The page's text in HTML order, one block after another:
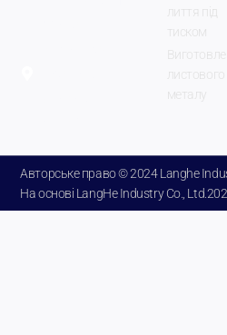
лиття під
тиском
листового
металу
Авторське право © 2024 Langhe
На основі LangHe Industry Co.,